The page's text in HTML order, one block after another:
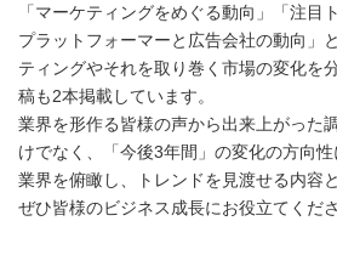
「マーケティングをめぐる動向」「注目
プラットフォーマーと広告会社の動向」
ティングやそれを取り巻く市場の変化を
稿も2本掲載しています。
業界を形作る皆様の声から出来上がった
けでなく、「今後3年間」の変化の方向性
業界を俯瞰し、トレンドを見渡せる内容
ぜひ皆様のビジネス成長にお役立てくださ